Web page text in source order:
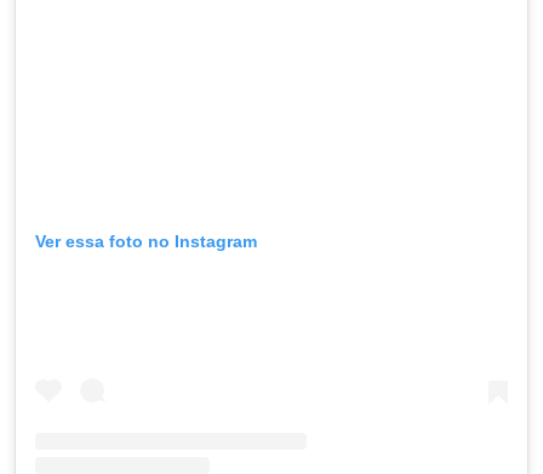
Ver essa foto no Instagram